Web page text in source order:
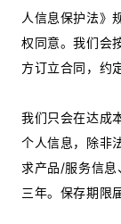
人信息保护法》
权同意。我们会
方订立合同，约
我们只会在达成
个人信息，除非
求产品/服务信
三年。保存期限